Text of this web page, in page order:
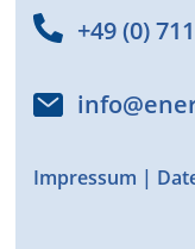
+49 (0)
Impressum |